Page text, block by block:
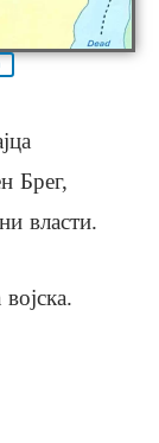
Брег,
власти.